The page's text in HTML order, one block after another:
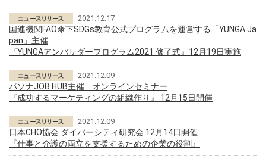
2021.12.17
国連機関FAO傘下SDGs教育公式プログラムを運営する「YUNGA Ja
pan」主催
『YUNGAアンバサダープログラム2021 修了式』12月19日実施
2021.12.09
パソナJOB HUB主催 オンラインセミナー
『成功するマーケティングの組織作り』 12月15日開催
2021.12.09
日本CHO協会 ダイバーシティ研究会 12月14日開催
『仕事と介護の両立を支援するための企業の役割』